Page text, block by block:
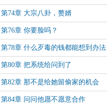
第74章 大宗八卦，赘婿
第76章 你要脸吗？
第78章 什么歹毒的钱都能想到办法
赚
第80章 把系统给问到了
第82章 那不是给她留偷家的机会
吗？
第84章 问问他愿不愿意合作